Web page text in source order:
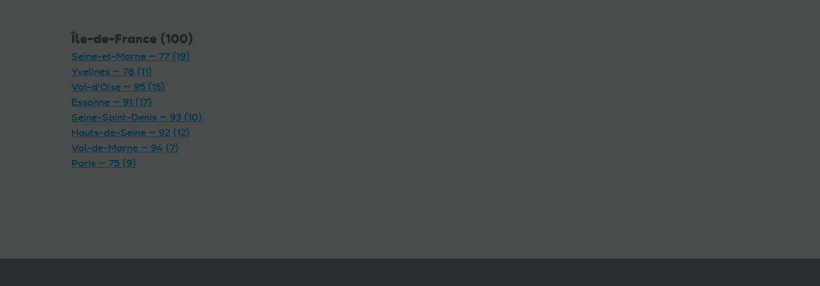
Île-de-France (100)
Seine-et-Marne — 77 (19)
Yvelines — 78 (11)
Val-d'Oise — 95 (15)
Essonne — 91 (17)
Seine-Saint-Denis — 93 (10)
Hauts-de-Seine — 92 (12)
Val-de-Marne — 94 (7)
Paris — 75 (9)